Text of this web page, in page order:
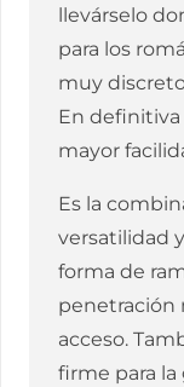
llevárselo
para los
muy
En
mayor
Es la
versatilidad
forma de
penetración
acceso.
firme para la